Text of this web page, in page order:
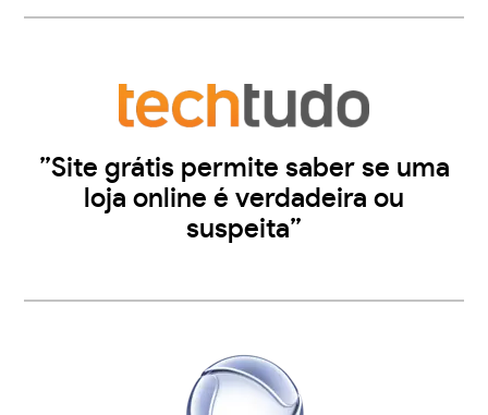
”Site grátis permite saber se uma
loja online é verdadeira ou
suspeita”